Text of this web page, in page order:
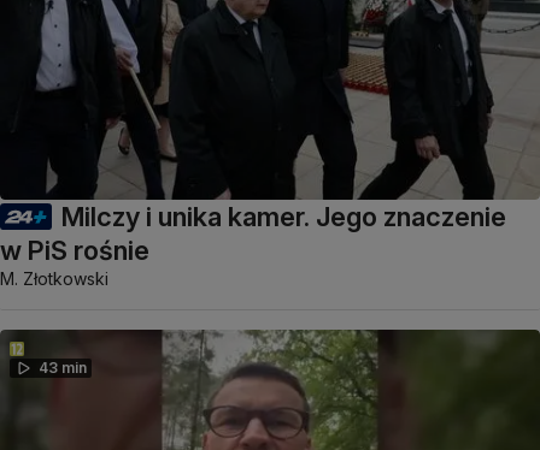
Milczy i unika kamer. Jego znaczenie
w PiS rośnie
M. Złotkowski
43 min